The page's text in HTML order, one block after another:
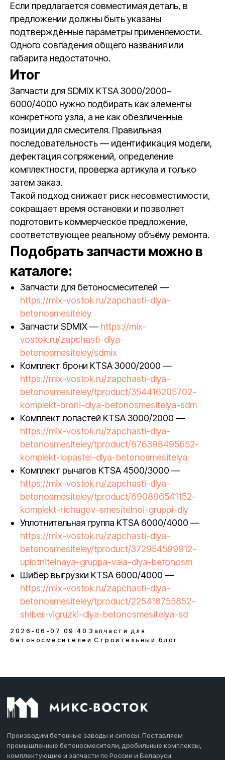
Если предлагается совместимая деталь, в
предложении должны быть указаны
подтверждённые параметры применяемости.
Одного совпадения общего названия или
габарита недостаточно.
Итог
Запчасти для SDMIX KTSA 3000/2000–
6000/4000 нужно подбирать как элементы
конкретного узла, а не как обезличенные
позиции для смесителя. Правильная
последовательность — идентификация модели,
дефектация сопряжений, определение
комплектности, проверка артикула и только
затем заказ.
Такой подход снижает риск несовместимости,
сокращает время остановки и позволяет
подготовить коммерческое предложение,
соответствующее реальному объёму ремонта.
Подобрать запчасти можно в
каталоге:
Запчасти для бетоносмесителей —
https://mix-vostok.ru/zapchasti-dlya-
betonosmesiteley
Запчасти SDMIX — https://mix-
vostok.ru/zapchasti-dlya-
betonosmesiteley/sdmix
Комплект брони KTSA 3000/2000 —
https://mix-vostok.ru/zapchasti-dlya-
betonosmesiteley/tproduct/354416205702-
komplekt-broni-dlya-betonosmesitelya-sdm
Комплект лопастей KTSA 3000/2000 —
https://mix-vostok.ru/zapchasti-dlya-
betonosmesiteley/tproduct/676398495652-
komplekt-lopastei-dlya-betonosmesitelya
Комплект рычагов KTSA 4500/3000 —
https://mix-vostok.ru/zapchasti-dlya-
betonosmesiteley/tproduct/690896541152-
komplekt-richagov-smesitelnoi-gruppi-dly
Уплотнительная группа KTSA 6000/4000 —
https://mix-vostok.ru/zapchasti-dlya-
betonosmesiteley/tproduct/372954599912-
uplotnitelnaya-gruppa-vala-dlya-betonosm
Шибер выгрузки KTSA 6000/4000 —
https://mix-vostok.ru/zapchasti-dlya-
betonosmesiteley/tproduct/225418755852-
shiber-vigruzki-dlya-betonosmesitelya-sd
2026-06-07 09:40 Запчасти для
бетоносмесителей Строительный блог
Производим бетонные заводы и силосы. Поставляем
промышленные бетоносмесители, дробильные комплексы,
комплектующие и запчасти по России и Беларуси.